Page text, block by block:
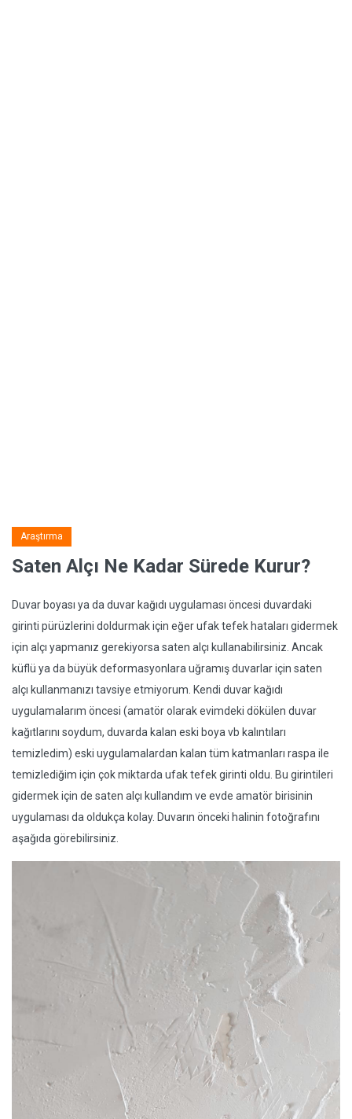
Araştırma
Saten Alçı Ne Kadar Sürede Kurur?
Duvar boyası ya da duvar kağıdı uygulaması öncesi duvardaki
girinti pürüzlerini doldurmak için eğer ufak tefek hataları gidermek
için alçı yapmanız gerekiyorsa saten alçı kullanabilirsiniz. Ancak
küflü ya da büyük deformasyonlara uğramış duvarlar için saten
alçı kullanmanızı tavsiye etmiyorum. Kendi duvar kağıdı
uygulamalarım öncesi (amatör olarak evimdeki dökülen duvar
kağıtlarını soydum, duvarda kalan eski boya vb kalıntıları
temizledim) eski uygulamalardan kalan tüm katmanları raspa ile
temizlediğim için çok miktarda ufak tefek girinti oldu. Bu girintileri
gidermek için de saten alçı kullandım ve evde amatör birisinin
uygulaması da oldukça kolay. Duvarın önceki halinin fotoğrafını
aşağıda görebilirsiniz.